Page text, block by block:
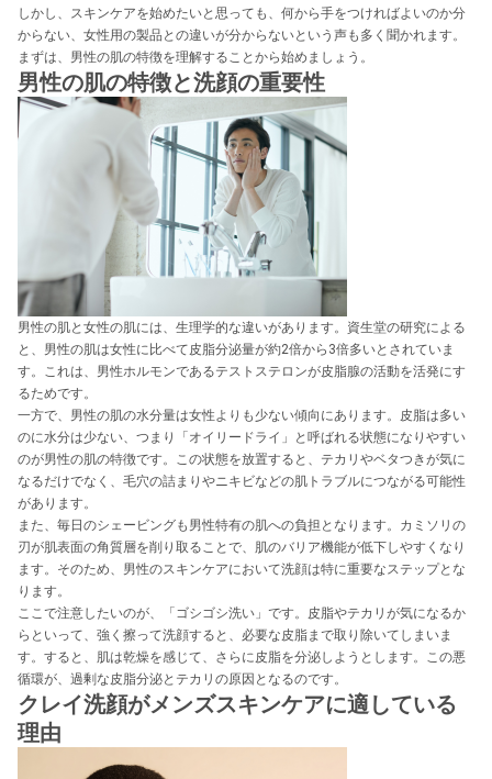
しかし、スキンケアを始めたいと思っても、何から手をつければよいのか分
からない、女性用の製品との違いが分からないという声も多く聞かれます。
まずは、男性の肌の特徴を理解することから始めましょう。
男性の肌の特徴と洗顔の重要性
男性の肌と女性の肌には、生理学的な違いがあります。資生堂の研究による
と、男性の肌は女性に比べて皮脂分泌量が約2倍から3倍多いとされていま
す。これは、男性ホルモンであるテストステロンが皮脂腺の活動を活発にす
るためです。
一方で、男性の肌の水分量は女性よりも少ない傾向にあります。皮脂は多い
のに水分は少ない、つまり「オイリードライ」と呼ばれる状態になりやすい
のが男性の肌の特徴です。この状態を放置すると、テカリやベタつきが気に
なるだけでなく、毛穴の詰まりやニキビなどの肌トラブルにつながる可能性
があります。
また、毎日のシェービングも男性特有の肌への負担となります。カミソリの
刃が肌表面の角質層を削り取ることで、肌のバリア機能が低下しやすくなり
ます。そのため、男性のスキンケアにおいて洗顔は特に重要なステップとな
ります。
ここで注意したいのが、「ゴシゴシ洗い」です。皮脂やテカリが気になるか
らといって、強く擦って洗顔すると、必要な皮脂まで取り除いてしまいま
す。すると、肌は乾燥を感じて、さらに皮脂を分泌しようとします。この悪
循環が、過剰な皮脂分泌とテカリの原因となるのです。
クレイ洗顔がメンズスキンケアに適している
理由